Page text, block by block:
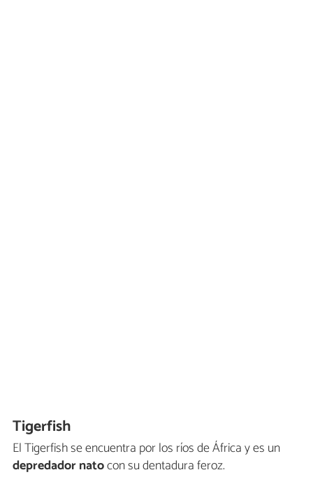
Tigerfish
El Tigerfish se encuentra por los ríos de África y es un
depredador natocon su dentadura feroz.